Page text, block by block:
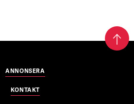
ANNONSERA
KONTAKT